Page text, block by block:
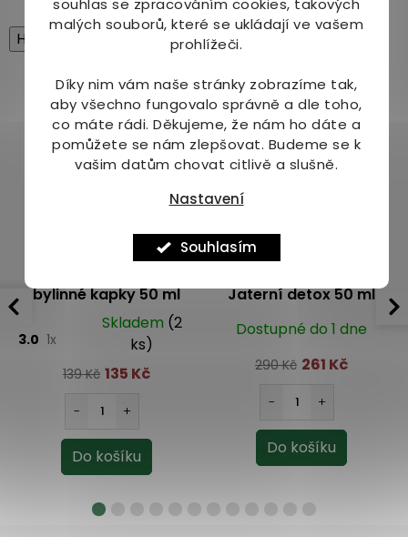
souhlas se zpracováním cookies, takových
malých souborů, které se ukládají ve vašem
prohlížeči.
Díky nim vám naše stránky zobrazíme tak,
aby všechno fungovalo správně a dle toho,
co máte rádi. Děkujeme, že nám ho dáte a
pomůžete se nám zlepšovat. Budeme se k
vašim datům chovat citlivě a slušně.
Nastavení
Souhlasím
High-contrast mode
Mohlo by Vás zajímat
bylinné kapky 50 ml
3.0 1x
Skladem (2
ks)
139 Kč 135 Kč
Akce
Více za méně
Jaterní detox 50 ml
Dostupné do 1 dne
290 Kč 261 Kč